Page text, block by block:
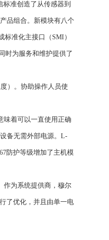
准创造了从传感器到
品组合。新模块有八个
标准化主接口（SMI）
时为服务和维护提供了
）。协助操作人员使
味着可以一直使用正确
备无需外部电源。L-
防护等级增加了主机模
作为系统提供商，穆尔
了优化，并且由单一电